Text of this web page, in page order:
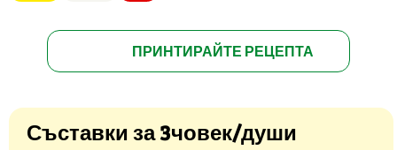
ПРИНТИРАЙТЕ РЕЦЕПТА
Съставки за 3човек/души